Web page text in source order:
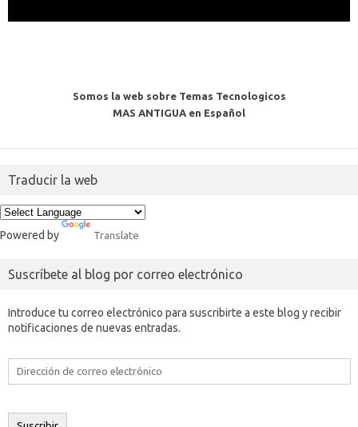
Somos la web sobre Temas Tecnologicos
MAS ANTIGUA en Español
Traducir la web
Powered by Translate
Suscríbete al blog por correo electrónico
Introduce tu correo electrónico para suscribirte a este blog y recibir
notificaciones de nuevas entradas.
Dirección
electrónico